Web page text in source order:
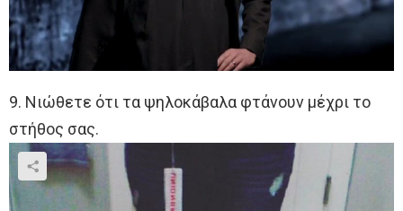
9. Νιώθετε ότι τα ψηλοκάβαλα φτάνουν μέχρι το
στήθος σας.